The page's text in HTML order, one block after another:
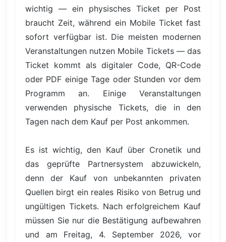
wichtig — ein physisches Ticket per Post
braucht Zeit, während ein Mobile Ticket fast
sofort verfügbar ist. Die meisten modernen
Veranstaltungen nutzen Mobile Tickets — das
Ticket kommt als digitaler Code, QR-Code
oder PDF einige Tage oder Stunden vor dem
Programm an. Einige Veranstaltungen
verwenden physische Tickets, die in den
Tagen nach dem Kauf per Post ankommen.
Es ist wichtig, den Kauf über Cronetik und
das geprüfte Partnersystem abzuwickeln,
denn der Kauf von unbekannten privaten
Quellen birgt ein reales Risiko von Betrug und
ungültigen Tickets. Nach erfolgreichem Kauf
müssen Sie nur die Bestätigung aufbewahren
und am Freitag, 4. September 2026, vor